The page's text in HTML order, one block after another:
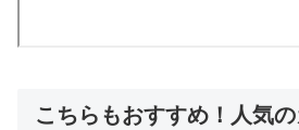
こちらもおすすめ！人気